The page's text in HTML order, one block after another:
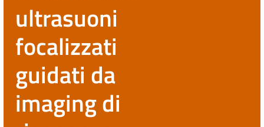
ultrasuoni
focalizzati
guidati da
imaging di